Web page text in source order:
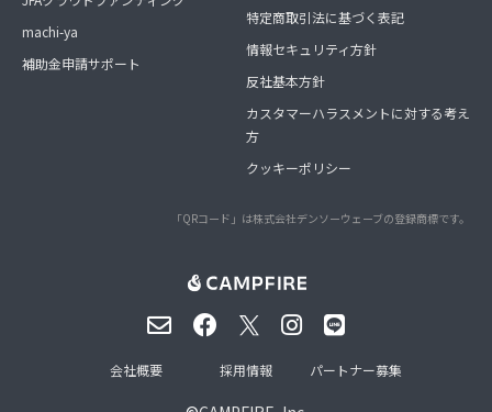
machi-ya
補助金申請サポート
特定商取引法に基づく表記
情報セキュリティ方針
反社基本方針
カスタマーハラスメントに対する考え
方
クッキーポリシー
「QRコード」は株式会社デンソーウェーブの登録商標です。
会社概要 採用情報 パートナー募集